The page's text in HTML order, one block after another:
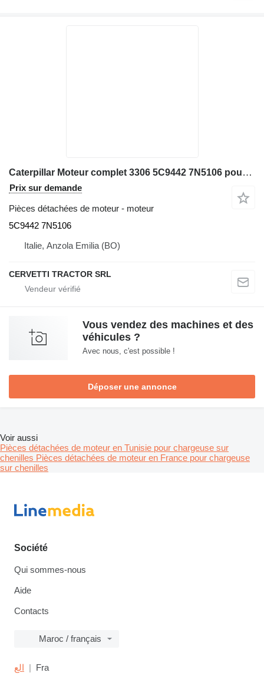
Caterpillar Moteur complet 3306 5C9442 7N5106 pour chargeuse sur chenilles Caterpillar 973 86G01477
Prix sur demande
Pièces détachées de moteur - moteur
5C9442 7N5106
Italie, Anzola Emilia (BO)
CERVETTI TRACTOR SRL
Vous vendez des machines et des
véhicules ?
Avec nous, c'est possible !
Déposer une annonce
Voir aussi
Pièces détachées de moteur en Tunisie pour chargeuse sur
chenilles Pièces détachées de moteur en France pour chargeuse
sur chenilles
Société
Qui sommes-nous
Aide
Contacts
Maroc / français
الع Fra